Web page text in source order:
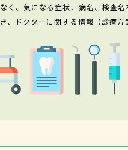
、気になる症状、病名、検査
、ドクターに関する情報（診療方